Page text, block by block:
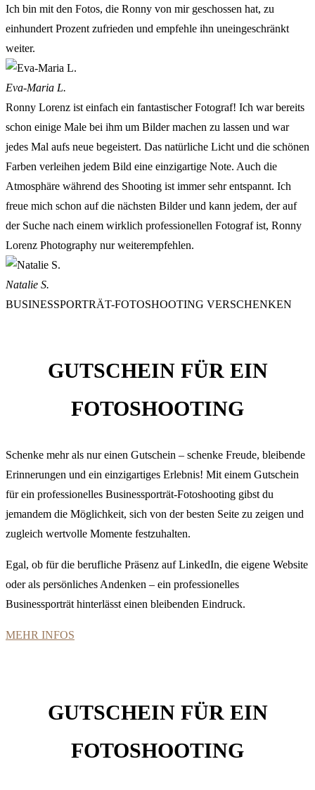
Ich bin mit den Fotos, die Ronny von mir geschossen hat, zu
einhundert Prozent zufrieden und empfehle ihn uneingeschränkt
weiter.
Eva-Maria L.
Ronny Lorenz ist einfach ein fantastischer Fotograf! Ich war bereits
schon einige Male bei ihm um Bilder machen zu lassen und war
jedes Mal aufs neue begeistert. Das natürliche Licht und die schönen
Farben verleihen jedem Bild eine einzigartige Note. Auch die
Atmosphäre während des Shooting ist immer sehr entspannt. Ich
freue mich schon auf die nächsten Bilder und kann jedem, der auf
der Suche nach einem wirklich professionellen Fotograf ist, Ronny
Lorenz Photography nur weiterempfehlen.
Natalie S.
BUSINESSPORTRÄT-FOTOSHOOTING VERSCHENKEN
GUTSCHEIN FÜR EIN
FOTOSHOOTING
Schenke mehr als nur einen Gutschein – schenke Freude, bleibende
Erinnerungen und ein einzigartiges Erlebnis! Mit einem Gutschein
für ein professionelles Businessporträt-Fotoshooting gibst du
jemandem die Möglichkeit, sich von der besten Seite zu zeigen und
zugleich wertvolle Momente festzuhalten.
Egal, ob für die berufliche Präsenz auf LinkedIn, die eigene Website
oder als persönliches Andenken – ein professionelles
Businessporträt hinterlässt einen bleibenden Eindruck.
MEHR INFOS
GUTSCHEIN FÜR EIN
FOTOSHOOTING